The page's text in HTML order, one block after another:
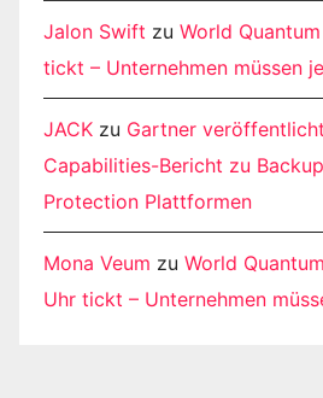
Jalon Swift zu World
tickt – Unternehmen müssen
JACK zu Gartner
Capabilities-Bericht zu
Protection Plattformen
Mona Veum zu World
Uhr tickt – Unternehmen